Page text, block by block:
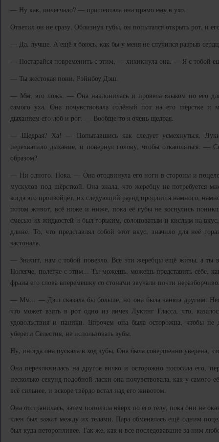
— Ну как, полегчало? — прошептала она прямо ему в ухо.
Ответил он не сразу. Облизнув губы, он попытался открыть рот, и
— Да, лучше. А ещё я боюсь, как бы у меня не случился разрыв
— Постарайся повременить с этим, — хихикнула она. — Я с тобой
— Ты жестокая пони, Рэйнбоу Дэш.
— Мм, это ложь. — Она наклонилась и провела языком по его
самого уха. Она почувствовала солёный пот на его шёрстке и
дыханием его лоб и рог. — Вообще-то я очень щедрая.
— Щедрая? Ха! — Попытавшись как следует усмехнуться,
перехватило дыхание, и повернул голову, чтобы откашляться. —
образом?
— Ни одного. Пока. — Она отодвинула его ноги в стороны и
мускулов под шёрсткой. Она знала, что жеребцу не потребуется
когда это произойдёт, их следующий раунд продлится намного,
потом живот, всё ниже и ниже, пока её губы не коснулись
смесью их жидкостей и был горьким, солоноватым и кислым на
длине. То, что представлял собой этот вкус, значило для неё
застонала.
— Значит, нам с тобой повезло. Все эти жеребцы ещё живы, а ты
Полегче, полегче с этим... Ты можешь, можешь представить себе,
фразы его слова вперемешку со стонами звучали почти
— Мм... — Дэш сказала бы больше, но она была занята другим.
что может взять в рот одно из яичек Лукинг Гласса, что,
удовольствия и паники. Впрочем она была осторожна, чтобы
убереги Селестия, не использовать зубы.
Ну, иногда она пускала в ход зубы. Она была совершенно уверена,
Она переключилась на другое яичко и осторожно пососала его,
несколько секунд подобной ласки она почувствовала, как у самого
всё сильнее, и вскоре твёрдо встал над его животом.
Она отстранилась, затем поползла вверх по его телу, пока они не
член был зажат между их телами. Пара обменялась ещё одним
был куда неторопливее. Так же, как и все последовавшие за ним